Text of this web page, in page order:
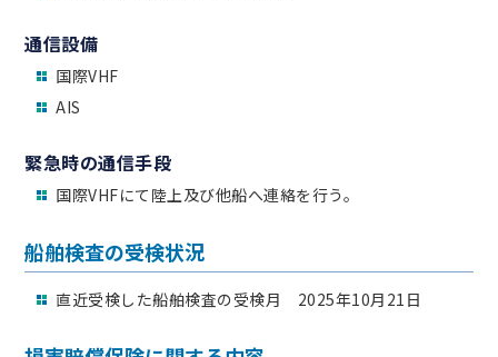
通信設備
国際VHF
AIS
緊急時の通信手段
国際VHFにて陸上及び他船へ連絡を行う。
船舶検査の受検状況
直近受検した船舶検査の受検月 2025年10月21日